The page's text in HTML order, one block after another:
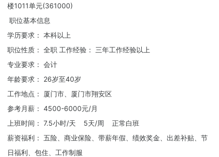
楼1011单元(361000)
职位基本信息
学历要求： 本科以上
职位性质： 全职 工作经验： 三年工作经验以上
专业要求： 会计
年龄要求： 26岁至40岁
工作地点： 厦门市、厦门市翔安区
参考月薪： 4500-6000元/月
上班时间： 7.5小时/天 5天/周 正常白班
薪资福利： 五险、商业保险、带薪年假、绩效奖金、出差补贴、节
日福利、包住、工作制服